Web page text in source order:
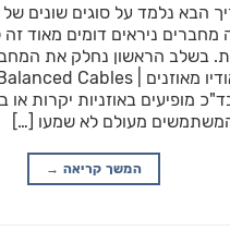
הבא נלמד על סוגים שונים
מחברים ניראים דומים מאוד
בשלב הראשון נחלק את
מופיעים באוזניות יקרות או
מעולם לא שמעו […]
המשך קריאה →